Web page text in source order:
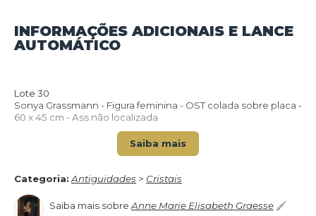
INFORMAÇÕES ADICIONAIS E LANCE
AUTOMÁTICO
Lote 30
Sonya Grassmann - Figura feminina - OST colada sobre placa -
60 x 45 cm - Ass não localizada
Saiba mais
Categoria: Antiguidades > Cristais
Saiba mais sobre Anne Marie Elisabeth Graesse